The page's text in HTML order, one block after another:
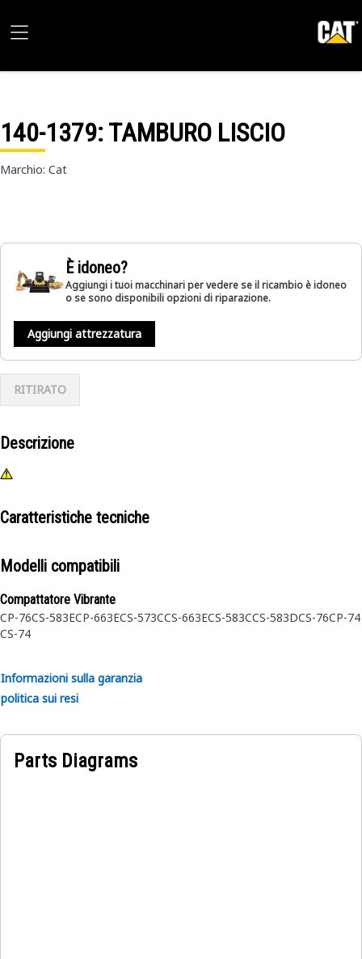
140-1379: TAMBURO LISCIO
Marchio: Cat
È idoneo?
Aggiungi i tuoi macchinari per vedere se il ricambio è idoneo
o se sono disponibili opzioni di riparazione.
Aggiungi attrezzatura
RITIRATO
Descrizione
Caratteristiche tecniche
Modelli compatibili
Compattatore Vibrante
CP-76CS-583ECP-663ECS-573CCS-663ECS-583CCS-583DCS-76CP-74
CS-74
Informazioni sulla garanzia
politica sui resi
Parts Diagrams